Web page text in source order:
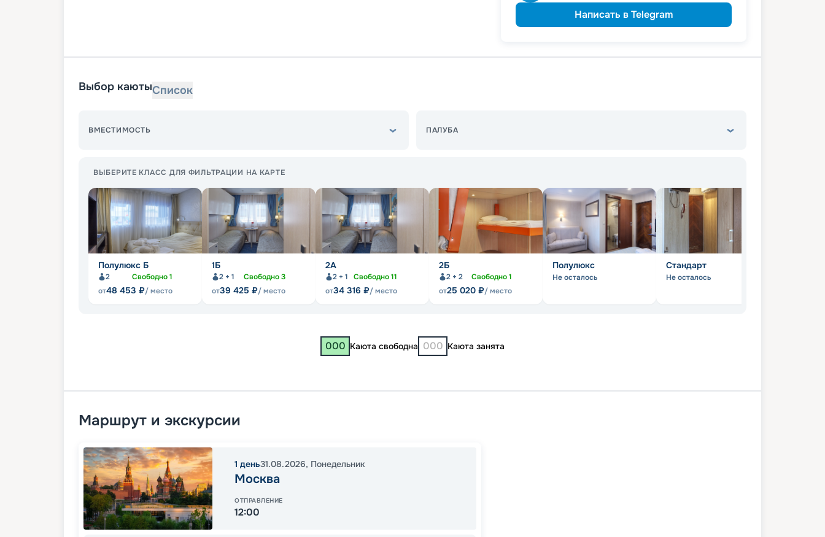
Написать в Telegram
Выбор каютыСписок
ВМЕСТИМОСТЬ ПАЛУБА
ВЫБЕРИТЕ КЛАСС ДЛЯ ФИЛЬТРАЦИИ НА КАРТЕ
Полулюкс Б
2 Свободно1
от48 453 ₽/ место
1Б
2 + 1 Свободно3
от39 425 ₽/ место
2А
2 + 1 Свободно11
от34 316 ₽/ место
2Б
2 + 2 Свободно1
от25 020 ₽/ место
Полулюкс
Не осталось
Стандарт
Не осталось
000 Каюта свободна 000 Каюта занята
Маршрут и экскурсии
1 день31.08.2026, Понедельник
Москва
ОТПРАВЛЕНИЕ
12:00